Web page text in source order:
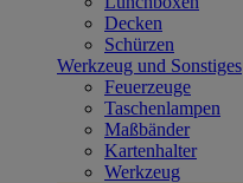
Decken
Schürzen
Werkzeug und Sonstiges
Feuerzeuge
Taschenlampen
Maßbänder
Kartenhalter
Werkzeug